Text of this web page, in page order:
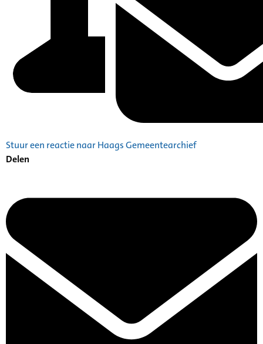
Stuur een reactie naar Haags Gemeentearchief
Delen